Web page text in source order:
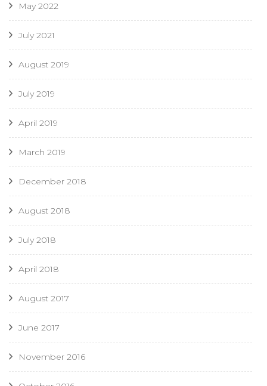
May 2022
July 2021
August 2019
July 2019
April 2019
March 2019
December 2018
August 2018
July 2018
April 2018
August 2017
June 2017
November 2016